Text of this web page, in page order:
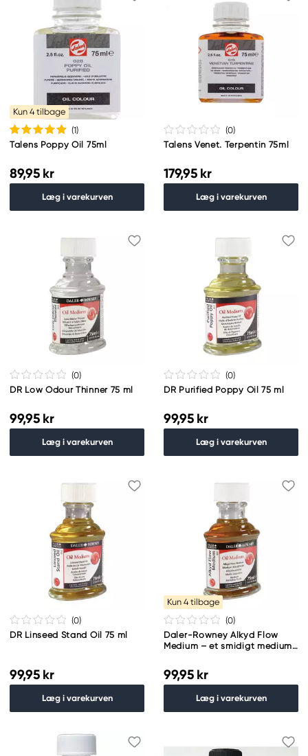
Kun 4 tilbage
(1)
Talens Poppy Oil 75ml
89,95 kr
Læg i varekurven
(0)
Talens Venet. Terpentin 75ml
179,95 kr
Læg i varekurven
(0)
DR Low Odour Thinner 75 ml
99,95 kr
Læg i varekurven
(0)
DR Purified Poppy Oil 75 ml
99,95 kr
Læg i varekurven
(0)
DR Linseed Stand Oil 75 ml
99,95 kr
Læg i varekurven
Kun 4 tilbage
(0)
Daler-Rowney Alkyd Flow
Medium – et smidigt medium
99,95 kr
Læg i varekurven